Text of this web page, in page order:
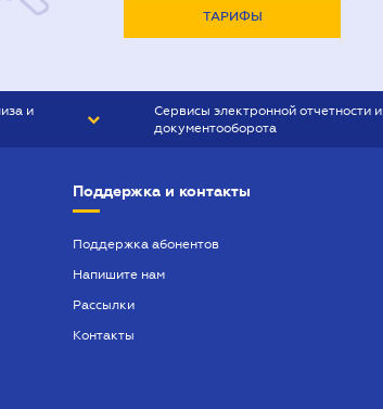
ТАРИФЫ
и
Сервисы электронной отчетности и
документооборота
Поддержка и контакты
Поддержка абонентов
Напишите нам
Рассылки
Контакты